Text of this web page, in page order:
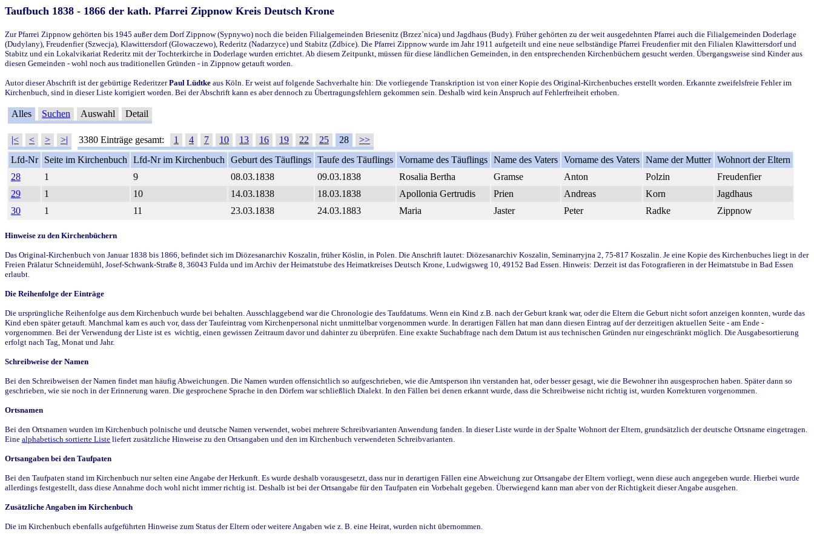
Taufbuch 1838 - 1866 der kath. Pfarrei Zippnow Kreis Deutsch Krone
Zur Pfarrei Zippnow gehörten bis 1945 außer dem Dorf Zippnow (Sypnywo) noch die beiden Filialgemeinden Briesenitz (Brzez`nica) und Jagdhaus (Budy). Früher gehörten zu der weit ausgedehnten Pfarrei auch die Filialgemeinden Doderlage
(Dudylany), Freudenfier (Szwecja), Klawittersdorf (Glowaczewo), Rederitz (Nadarzyce) und Stabitz (Zdbice). Die Pfarrei Zippnow wurde im Jahr 1911 aufgeteilt und eine neue selbständige Pfarrei Freudenfier mit den Filialen Klawittersdorf und
Stabitz und ein Lokalvikariat Rederitz mit der Tochterkirche in Doderlage wurden errichtet. Ab diesem Zeitpunkt, müssen für diese ländlichen Gemeinden, in den entsprechenden Kirchenbüchern gesucht werden. Übergangsweise sind Kinder aus
diesen Gemeinden - wohl noch aus traditionellen Gründen - in Zippnow getauft worden.
Autor dieser Abschrift ist der gebürtige RederitzerPaul Lüdtke aus Köln. Er weist auf folgende Sachverhalte hin: Die vorliegende Transkription ist von einer Kopie des Original-Kirchenbuches erstellt worden. Erkannte zweifelsfreie Fehler im
Kirchenbuch, sind in dieser Liste korrigiert worden. Bei der Abschrift kann es aber dennoch zu Übertragungsfehlern gekommen sein. Deshalb wird kein Anspruch auf Fehlerfreiheit erhoben.
Alles Suchen Auswahl Detail
|< < > >| 3380 Einträge gesamt: 1 4 7 10 13 16 19 22 25 28
>>
Lfd-Nr
Seite im Kirchenbuch Lfd-Nr im Kirchenbuch Geburt des Täuflings Taufe des Täuflings Vorname des Täuflings Name des Vaters Vorname des Vaters Name der Mutter Wohnort der Eltern
28
1 9 08.03.1838 09.03.1838 Rosalia Bertha Gramse Anton Polzin
Freudenfier
29
1 10 14.03.1838 18.03.1838 Apollonia Gertrudis Prien Andreas Korn
Jagdhaus
30
1 11 23.03.1838 24.03.1883 Maria Jaster Peter Radke Zippnow
Hinweise zu den Kirchenbüchern
Das Original-Kirchenbuch von Januar 1838 bis 1866, befindet sich im Diözesanarchiv Koszalin, früher Köslin, in Polen. Die Anschrift lautet: Diözesanarchiv Koszalin, Seminarryjna 2, 75-817 Koszalin. Je eine Kopie des Kirchenbuches liegt in der
Freien Prälatur Schneidemühl, Josef-Schwank-Straße 8, 36043 Fulda und im Archiv der Heimatstube des Heimatkreises Deutsch Krone, Ludwigsweg 10, 49152 Bad Essen. Hinweis: Derzeit ist das Fotografieren in der Heimatstube in Bad Essen
erlaubt.
Die Reihenfolge der Einträge
Die ursprüngliche Reihenfolge aus dem Kirchenbuch wurde bei behalten. Ausschlaggebend war die Chronologie des Taufdatums. Wenn ein Kind z.B. nach der Geburt krank war, oder die Eltern die Geburt nicht sofort anzeigen konnten, wurde das
Kind eben später getauft. Manchmal kam es auch vor, dass der Taufeintrag vom Kirchenpersonal nicht unmittelbar vorgenommen wurde. In derartigen Fällen hat man dann diesen Eintrag auf der derzeitigen aktuellen Seite - am Ende -
vorgenommen. Bei der Verwendung der Liste ist es wichtig, einen gewissen Zeitraum davor und dahinter zu überprüfen. Eine exakte Suchabfrage nach dem Datum ist aus technischen Gründen nur eingeschränkt möglich. Die Ausgabesortierung
erfolgt nach Tag, Monat und Jahr.
Schreibweise der Namen
Bei den Schreibweisen der Namen findet man häufig Abweichungen. Die Namen wurden offensichtlich so aufgeschrieben, wie die Amtsperson ihn verstanden hat, oder besser gesagt, wie die Bewohner ihn ausgesprochen haben. Später dann so
geschrieben, wie sie noch in der Erinnerung waren. Die gesprochene Sprache in den Dörfern war schließlich Dialekt. In den Fällen bei denen erkannt wurde, dass die Schreibweise nicht richtig ist, wurden Korrekturen vorgenommen.
Ortsnamen
Bei den Ortsnamen wurden im Kirchenbuch polnische und deutsche Namen verwendet, wobei mehrere Schreibvarianten Anwendung fanden. In dieser Liste wurde in der Spalte Wohnort der Eltern, grundsätzlich der deutsche Ortsname eingetragen.
Eine alphabetisch sortierte Liste liefert zusätzliche Hinweise zu den Ortsangaben und den im Kirchenbuch verwendeten Schreibvarianten.
Ortsangaben bei den Taufpaten
Bei den Taufpaten stand im Kirchenbuch nur selten eine Angabe der Herkunft. Es wurde deshalb vorausgesetzt, dass nur in derartigen Fällen eine Abweichung zur Ortsangabe der Eltern vorliegt, wenn diese auch angegeben wurde. Hierbei wurde
allerdings festgestellt, dass diese Annahme doch wohl nicht immer richtig ist. Deshalb ist bei der Ortsangabe für den Taufpaten ein Vorbehalt gegeben. Überwiegend kann man aber von der Richtigkeit dieser Angabe ausgehen.
Zusätzliche Angaben im Kirchenbuch
Die im Kirchenbuch ebenfalls aufgeführten Hinweise zum Status der Eltern oder weitere Angaben wie z. B. eine Heirat, wurden nicht übernommen.